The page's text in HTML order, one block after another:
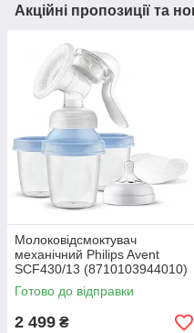
Акційні пропозиції та
Молоковідсмоктувач
механічний Philips Avent
SCF430/13 (8710103944010)
Готово до відправки
2 499 ₴